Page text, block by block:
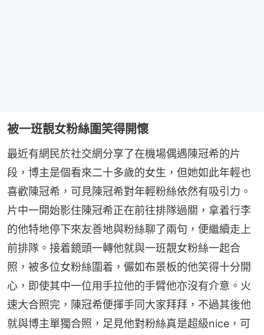
被一班靚女粉絲圍笑得開懷
最近有網民於社交網分享了在機場偶遇陳冠希的片
段，博主是個看來二十多歲的女生，但她如此年輕也
喜歡陳冠希，可見陳冠希對年輕粉絲依然有吸引力。
片中一開始影住陳冠希正在前往排隊過關，拿着行李
的他特地停下來友善地與粉絲聊了兩句，便繼續走上
前排隊。接着鏡頭一轉他就與一班靚女粉絲一起合
照，被多位女粉絲圍着，儼如布景板的他笑得十分開
心，即使其中一位用手拉他的手臂他亦沒有介意。火
速大合照完，陳冠希便揮手同大家拜拜，不過其後他
就與博主單獨合照，足見他對粉絲真是超級nice，可